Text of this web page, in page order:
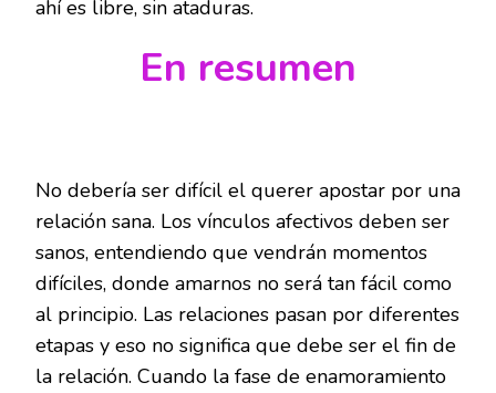
ahí es libre, sin ataduras.
En resumen
No debería ser difícil el querer apostar por una
relación sana. Los vínculos afectivos deben ser
sanos, entendiendo que vendrán momentos
difíciles, donde amarnos no será tan fácil como
al principio. Las relaciones pasan por diferentes
etapas y eso no significa que debe ser el fin de
la relación. Cuando la fase de enamoramiento